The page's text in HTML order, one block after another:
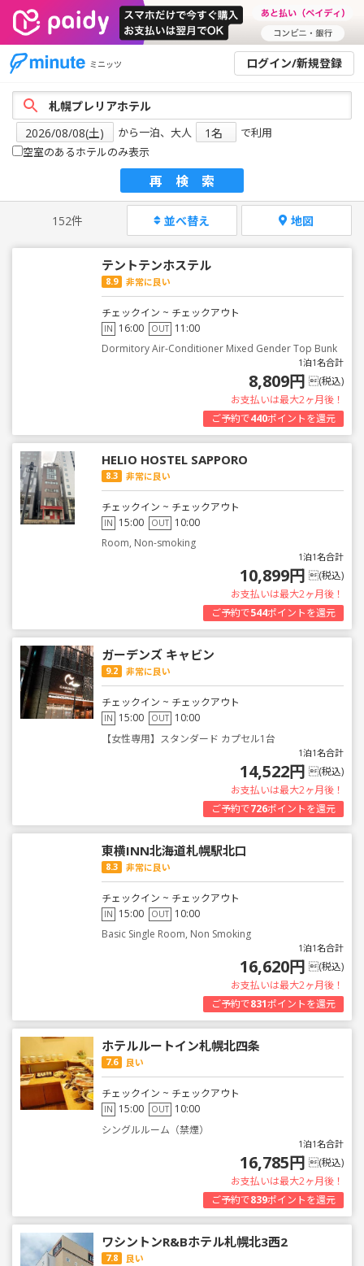
ミニッツ ログイン/新規登録
から一泊、大人
で利用
空室のあるホテルのみ表示
再検索
152件 並べ替え 地図
テントテンホステル
8.9 非常に良い
チェックイン ~ チェックアウト
IN 16:00 OUT 11:00
Dormitory Air-Conditioner Mixed Gender Top Bunk
1泊1名合計
8,809円 (税込)
お支払いは最大2ヶ月後！
ご予約で440ポイントを還元
HELIO HOSTEL SAPPORO
8.3 非常に良い
チェックイン ~ チェックアウト
IN 15:00 OUT 10:00
Room, Non-smoking
1泊1名合計
10,899円 (税込)
お支払いは最大2ヶ月後！
ご予約で544ポイントを還元
ガーデンズ キャビン
9.2 非常に良い
チェックイン ~ チェックアウト
IN 15:00 OUT 10:00
【女性専用】スタンダード カプセル1台
1泊1名合計
14,522円 (税込)
お支払いは最大2ヶ月後！
ご予約で726ポイントを還元
東横INN北海道札幌駅北口
8.3 非常に良い
チェックイン ~ チェックアウト
IN 15:00 OUT 10:00
Basic Single Room, Non Smoking
1泊1名合計
16,620円 (税込)
お支払いは最大2ヶ月後！
ご予約で831ポイントを還元
ホテルルートイン札幌北四条
7.6 良い
チェックイン ~ チェックアウト
IN 15:00 OUT 10:00
シングルルーム（禁煙）
1泊1名合計
16,785円 (税込)
お支払いは最大2ヶ月後！
ご予約で839ポイントを還元
ワシントンR&Bホテル札幌北3西2
7.8 良い